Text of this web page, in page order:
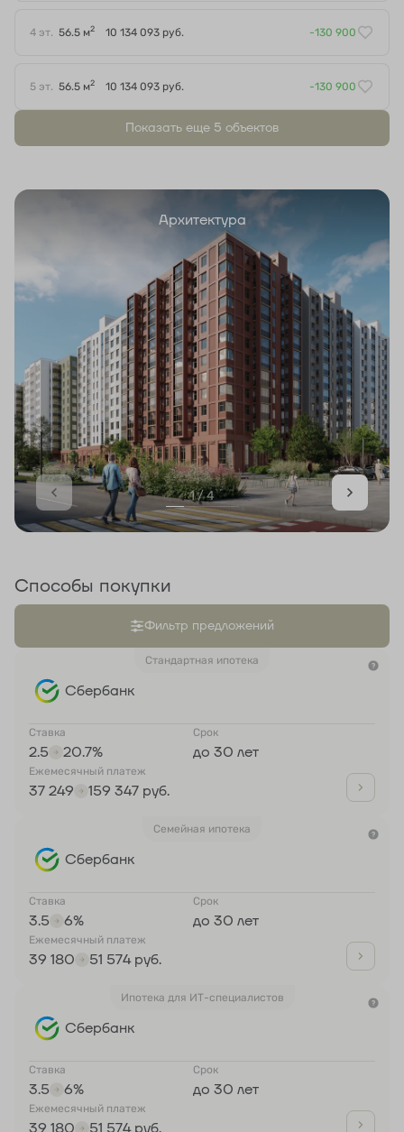
4 эт. 56.5 м2 10 134 093 руб. -130 900
5 эт. 56.5 м2 10 134 093 руб. -130 900
Показать еще 5 объектов
Архитектура
1 / 4
Способы покупки
Фильтр предложений
Стандартная ипотека
Сбербанк
Ставка
2.5 20.7%
Срок
до 30 лет
Ежемесячный платеж
37 249 159 347 руб.
Семейная ипотека
Сбербанк
Ставка
3.5 6%
Срок
до 30 лет
Ежемесячный платеж
39 180 51 574 руб.
Ипотека для ИТ-специалистов
Сбербанк
Ставка
3.5 6%
Срок
до 30 лет
Ежемесячный платеж